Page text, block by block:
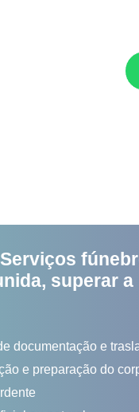
Serviços
superar
documentação e
e preparação do